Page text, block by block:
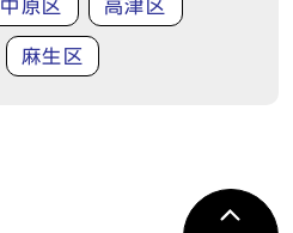
中原区 高津区
麻生区